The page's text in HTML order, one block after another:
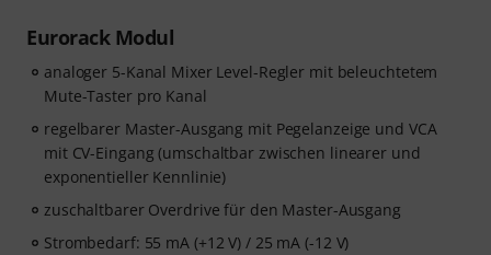
Eurorack Modul
analoger 5-Kanal Mixer Level-Regler mit beleuchtetem
Mute-Taster pro Kanal
regelbarer Master-Ausgang mit Pegelanzeige und VCA
mit CV-Eingang (umschaltbar zwischen linearer und
exponentieller Kennlinie)
zuschaltbarer Overdrive für den Master-Ausgang
Strombedarf: 55 mA (+12 V) / 25 mA (-12 V)